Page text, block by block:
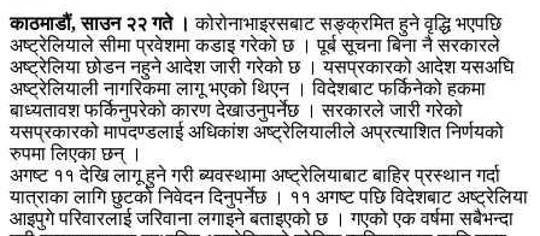
Share
काठमाडौं, साउन २२ गते । कोरोनाभाइरसबाट सङ्क्रमित हुने वृद्धि भएपछि
अष्ट्रेलियाले सीमा प्रवेशमा कडाइ गरेको छ । पूर्ब सूचना बिना नै सरकारले
अष्ट्रेलिया छोडन नहुने आदेश जारी गरेको छ । यसप्रकारको आदेश यसअघि
अष्ट्रेलियाली नागरिकमा लागू भएको थिएन । विदेशबाट फर्किनेको हकमा
बाध्यतावश फर्किनुपरेको कारण देखाउनुपर्नेछ । सरकारले जारी गरेको
यसप्रकारको मापदण्डलाई अधिकांश अष्ट्रेलियालीले अप्रत्याशित निर्णयको
रुपमा लिएका छन् ।
अगष्ट ११ देखि लागू हुने गरी ब्यवस्थामा अष्ट्रेलियाबाट बाहिर प्रस्थान गर्दा
यात्राका लागि छुटको निवेदन दिनुपर्नेछ । ११ अगष्ट पछि विदेशबाट अष्ट्रेलिया
आइपुगे परिवारलाई जरिवाना लगाइने बताइएको छ । गएको एक वर्षमा सबैभन्दा